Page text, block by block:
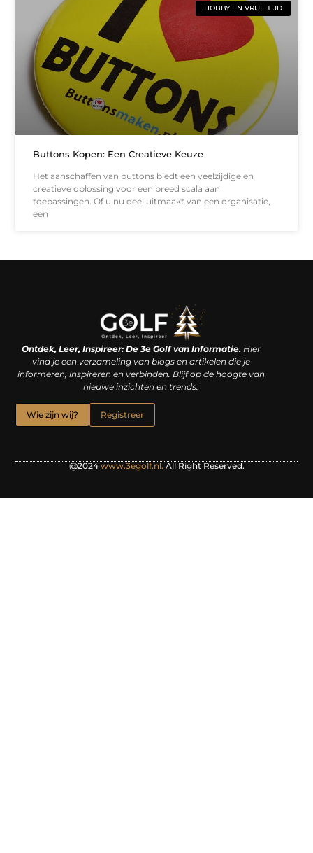
HOBBY EN VRIJE TIJD
Buttons Kopen: Een Creatieve Keuze
Het aanschaffen van buttons biedt een veelzijdige en
creatieve oplossing voor een breed scala aan
toepassingen. Of u nu deel uitmaakt van een organisatie,
een
Ontdek, Leer, Inspireer: De 3e Golf van Informatie.Hier
vind je een verzameling van blogs en artikelen die je
informeren, inspireren en verbinden. Blijf op de hoogte van
nieuwe inzichten en trends.
Wie zijn wij? Registreer
@2024www.3egolf.nl.All Right Reserved.